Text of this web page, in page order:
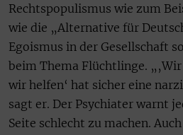
Rechtspopulismus wie zum
wie die „Alternative für
Egoismus in der Gesellschaft
beim Thema Flüchtlinge.
wir helfen‘ hat sicher eine
sagt er. Der Psychiater warnt
Seite schlecht zu machen.